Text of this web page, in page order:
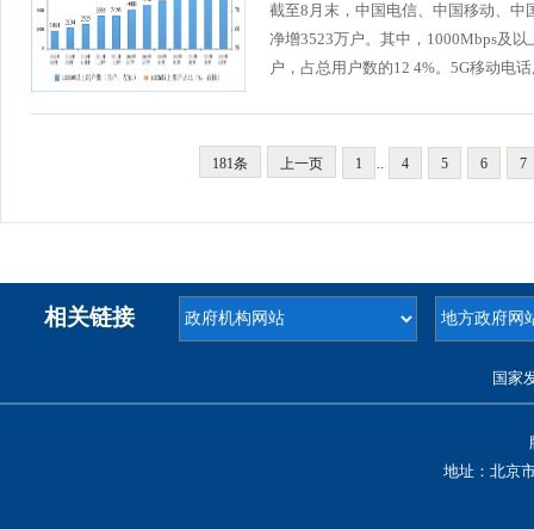
截至8月末，中国电信、中国移动、
净增3523万户。其中，1000Mbps及
户，占总用户数的12 4%。5G移动电
181条 上一页 1 .. 4 5 6 7
相关链接
国家
地址：北京